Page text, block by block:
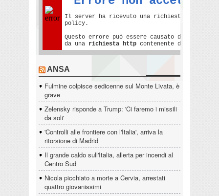
ANSA
Fulmine colpisce sedicenne sul Monte Livata, è
grave
Zelensky risponde a Trump: 'Ci faremo i missili
da soli'
'Controlli alle frontiere con l'Italia', arriva la
ritorsione di Madrid
Il grande caldo sull'Italia, allerta per incendi al
Centro Sud
Nicola picchiato a morte a Cervia, arrestati
quattro giovanissimi